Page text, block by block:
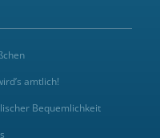
amtlich!
Bequemlichkeit